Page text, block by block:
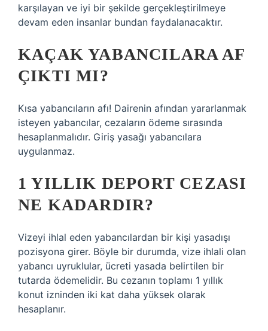
karşılayan ve iyi bir şekilde gerçekleştirilmeye
devam eden insanlar bundan faydalanacaktır.
KAÇAK YABANCILARA AF
ÇIKTI MI?
Kısa yabancıların afı! Dairenin afından yararlanmak
isteyen yabancılar, cezaların ödeme sırasında
hesaplanmalıdır. Giriş yasağı yabancılara
uygulanmaz.
1 YILLIK DEPORT CEZASI
NE KADARDIR?
Vizeyi ihlal eden yabancılardan bir kişi yasadışı
pozisyona girer. Böyle bir durumda, vize ihlali olan
yabancı uyruklular, ücreti yasada belirtilen bir
tutarda ödemelidir. Bu cezanın toplamı 1 yıllık
konut izninden iki kat daha yüksek olarak
hesaplanır.